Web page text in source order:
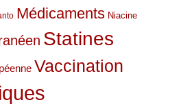
Médicaments Niacine
Statines
Vaccination